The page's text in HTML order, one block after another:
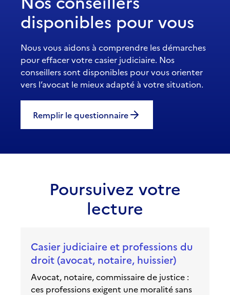
disponibles pour vous
Nous vous aidons à comprendre les démarches
pour effacer votre casier judiciaire. Nos
conseillers sont disponibles pour vous orienter
vers l’avocat le mieux adapté à votre situation.
Remplir le questionnaire
Poursuivez votre
lecture
Casier judiciaire et professions du
droit (avocat, notaire, huissier)
Avocat, notaire, commissaire de justice :
ces professions exigent une moralité sans